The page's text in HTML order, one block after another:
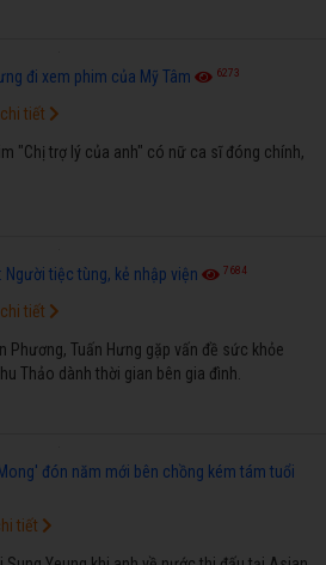
đi xem phim của Mỹ Tâm 6273
"Chị trợ lý của anh" có nữ ca sĩ đóng chính,
tiết
tiệc tùng, kẻ nhập viện 7684
Phương, Tuấn Hưng gặp vấn đề sức khỏe
Thảo dành thời gian bên gia đình.
tiết
đón năm mới bên chồng kém tám tuổi
tiết